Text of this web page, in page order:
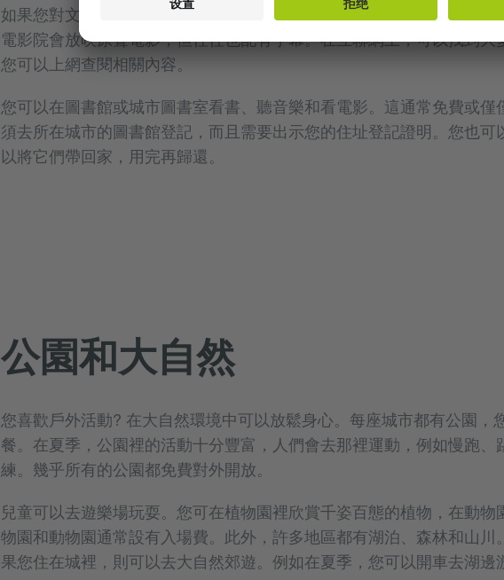
如果您對文化感興趣，大多數城市都有博物館、展覽、電影院、戲劇演
電影院會放映原聲電影，但往往也配有字幕。在互聯網上，可以找到大
您可以上網查閱相關內容。
您可以在圖書館或城市圖書室看書、聽音樂和看電影。這通常免費或
須去所在城市的圖書館登記，而且需要出示您的住址登記證明。您也
以將它們帶回家，用完再歸還。
公園和大自然
您喜歡戶外活動? 在大自然環境中可以放鬆身心。每座城市都有公園，
餐。在夏季，公園裡的活動十分豐富，人們會去那裡運動，例如慢跑、
練。幾乎所有的公園都免費對外開放。
兒童可以去遊樂場玩耍。您可在植物園裡欣賞千姿百態的植物，在動
物園和動物園通常設有入場費。此外，許多地區都有湖泊、森林和山川
果您住在城裡，則可以去大自然郊遊。例如在夏季，您可以開車去湖邊